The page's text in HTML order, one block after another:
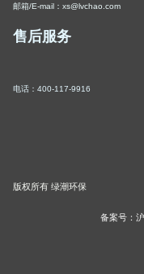
邮箱/E-mail：xs@lvchao.com
售后服务
电话： 400-117-9916
版权所有 绿潮环保
备案号：